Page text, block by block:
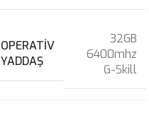
OPERATIV
YADDAŞ
32GB
6400mhz
G-Skill